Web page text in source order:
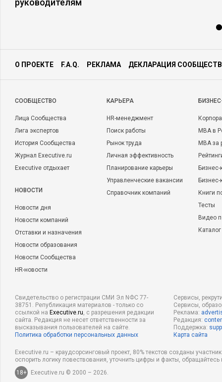
руководителям
О ПРОЕКТЕ F.A.Q. РЕКЛАМА ДЕКЛАРАЦИЯ
CООБЩЕСТВО
Лица Сообщества
Лига экспертов
История Сообщества
Журнал Executive.ru
Executive отдыхает
НОВОСТИ
Новости дня
Новости компаний
Отставки и назначения
Новости образования
Новости Сообщества
HR-новости
КАРЬЕРА
HR-менеджмент
Поиск работы
Рынок труда
Личная эффективность
Планирование карьеры
Управленческие вакансии
Справочник компаний
MBA в
MBA
Бизнес-
Книги
Тесты
Видео
Свидетельство о регистрации СМИ Эл NФС 77-
38751. Републикация материалов - только со
ссылкой на Executive.ru, с разрешения редакции
сайта. Редакция не несет ответственности за
высказывания пользователей на сайте.
Политика обработки персональных данных
Сервисы,
Сервисы,
Реклама:
Редакция:
Поддержка:
Карта сайта
Executive.ru – краудсорсинговый проект, 80% текстов созданы
оспорить логику повествования, уточнить цифры и факты,
18+
Executive.ru © 2000 – 2026.